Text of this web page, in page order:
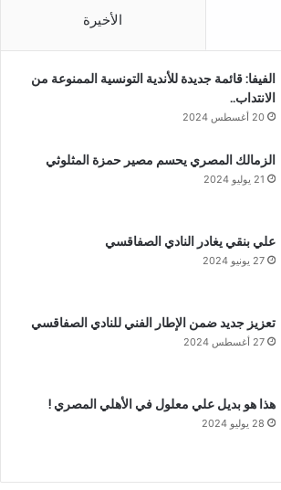
الأخيرة
الفيفا: قائمة جديدة للأندية التونسية الممنوعة من
الانتداب..
20 أغسطس 2024
الزمالك المصري يحسم مصير حمزة المثلوثي
21 يوليو 2024
علي بنقي يغادر النادي الصفاقسي
27 يونيو 2024
تعزيز جديد ضمن الإطار الفني للنادي الصفاقسي
27 أغسطس 2024
هذا هو بديل علي معلول في الأهلي المصري !
28 يوليو 2024